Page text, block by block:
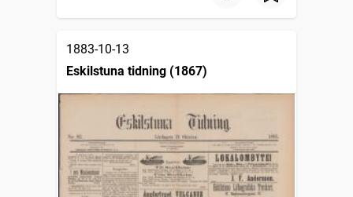
1883-10-13
Eskilstuna tidning (1867)